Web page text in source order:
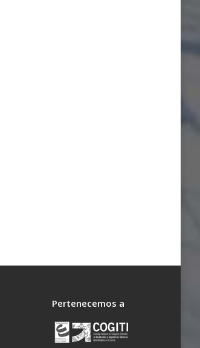
Pertenecemos a